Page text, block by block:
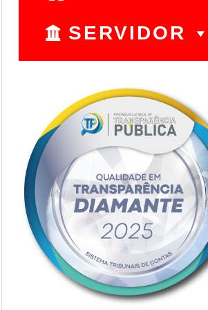
SERVIDOR